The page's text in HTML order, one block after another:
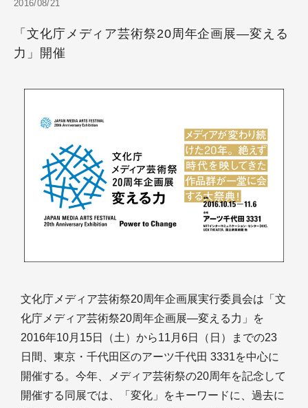
2016/08/21
「文化庁メディア芸術祭20周年企画展―変える
力」開催
文化庁メディア芸術祭20周年企画展実行委員会は「文
化庁メディア芸術祭20周年企画展―変える力」を
2016年10月15日（土）から11月6日（日）までの23
日間、東京・千代田区のアーツ千代田 3331を中心に
開催する。今年、メディア芸術祭の20周年を記念して
開催する同展では、「変化」をキーワードに、過去に